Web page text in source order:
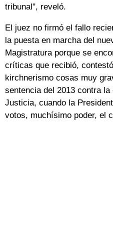
tribunal", reveló.
El juez no firmó el fallo
la puesta en marcha del
Magistratura porque se
críticas que recibió,
kirchnerismo cosas muy
sentencia del 2013 contra
Justicia, cuando la
votos, muchísimo poder, el